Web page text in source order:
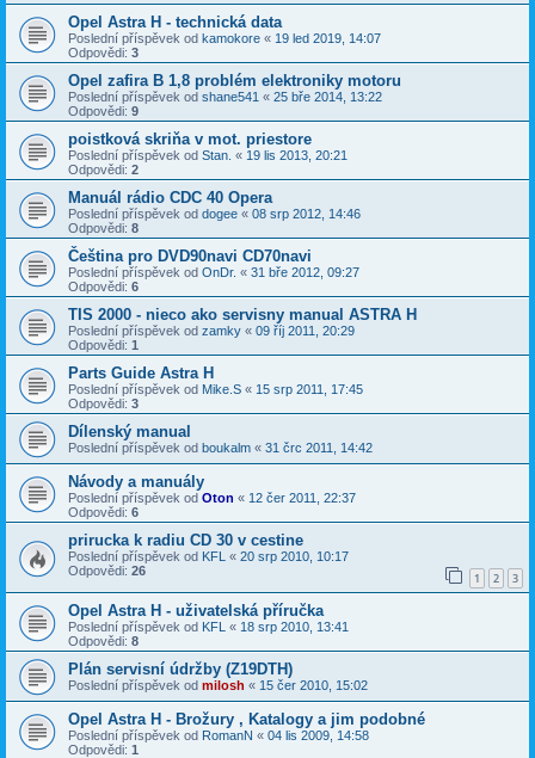
Opel Astra H - technická data
Poslední příspěvek od kamokore « 19 led 2019, 14:07
Odpovědi: 3
Opel zafira B 1,8 problém elektroniky motoru
Poslední příspěvek od shane541 « 25 bře 2014, 13:22
Odpovědi: 9
poistková skriňa v mot. priestore
Poslední příspěvek od Stan. « 19 lis 2013, 20:21
Odpovědi: 2
Manuál rádio CDC 40 Opera
Poslední příspěvek od dogee « 08 srp 2012, 14:46
Odpovědi: 8
Čeština pro DVD90navi CD70navi
Poslední příspěvek od OnDr. « 31 bře 2012, 09:27
Odpovědi: 6
TIS 2000 - nieco ako servisny manual ASTRA H
Poslední příspěvek od zamky « 09 říj 2011, 20:29
Odpovědi: 1
Parts Guide Astra H
Poslední příspěvek od Mike.S « 15 srp 2011, 17:45
Odpovědi: 3
Dílenský manual
Poslední příspěvek od boukalm « 31 črc 2011, 14:42
Návody a manuály
Poslední příspěvek od Oton « 12 čer 2011, 22:37
Odpovědi: 6
prirucka k radiu CD 30 v cestine
Poslední příspěvek od KFL « 20 srp 2010, 10:17
Odpovědi: 26 1 2 3
Opel Astra H - uživatelská příručka
Poslední příspěvek od KFL « 18 srp 2010, 13:41
Odpovědi: 8
Plán servisní údržby (Z19DTH)
Poslední příspěvek od milosh « 15 čer 2010, 15:02
Opel Astra H - Brožury , Katalogy a jim podobné
Poslední příspěvek od RomanN « 04 lis 2009, 14:58
Odpovědi: 1